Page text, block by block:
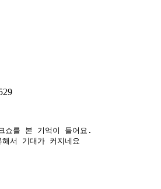
쇼를 본 기억이 들어요.
서 기대가 커지네요